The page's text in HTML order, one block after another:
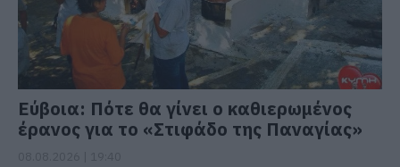
Εύβοια: Πότε θα γίνει ο καθιερωμένος
έρανος για το «Στιφάδο της Παναγίας»